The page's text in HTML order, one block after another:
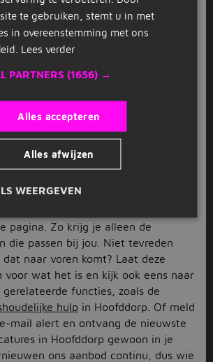
Je kunt als schoonmaker in
en functies aan de slag. Denk
de housekeeping in een hotel,
het aanbod aan schoonmaak
vacatures in
Hoofddorp
zelf je voorkeuren aangeven door
pagina. Zo krijg je alleen de
die passen bij jou. Niet tevreden
naar voren komt? Laat deze
voor wat het is en kijk ook eens naar
gerelateerde functies, zoals de
hulp in Hoofddorp. Of meld
mail alert en ontvang de nieuwste
in Hoofddorp gewoon in je
ons aanbod continu, dus wie
te gebruiken, stemt u in met
in overeenstemming met ons
Lees verder
PARTNERS (1656) →
Alles accepteren
Alles afwijzen
WEERGEVEN